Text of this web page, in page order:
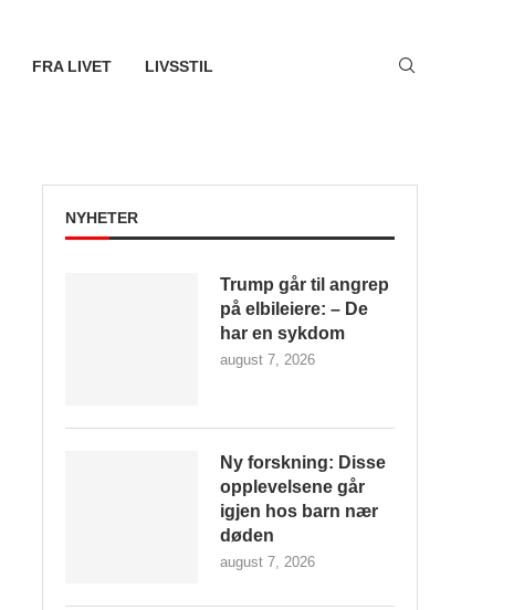
FRA LIVET LIVSSTIL
NYHETER
Trump går til angrep
på elbileiere: – De
har en sykdom
august 7, 2026
Ny forskning: Disse
opplevelsene går
igjen hos barn nær
døden
august 7, 2026